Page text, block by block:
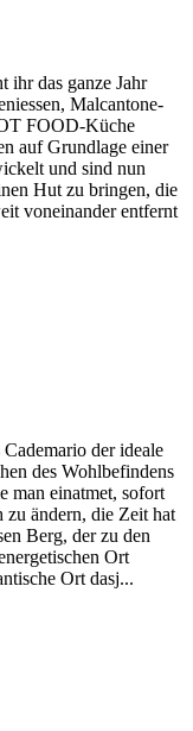
ihr das ganze Jahr
Malcantone-
FOOD-Küche
auf Grundlage einer
und sind nun
Hut zu bringen, die
voneinander entfernt
der ideale
des Wohlbefindens
man einatmet, sofort
zu ändern, die Zeit hat
Berg, der zu den
Ort
Ort dasj...